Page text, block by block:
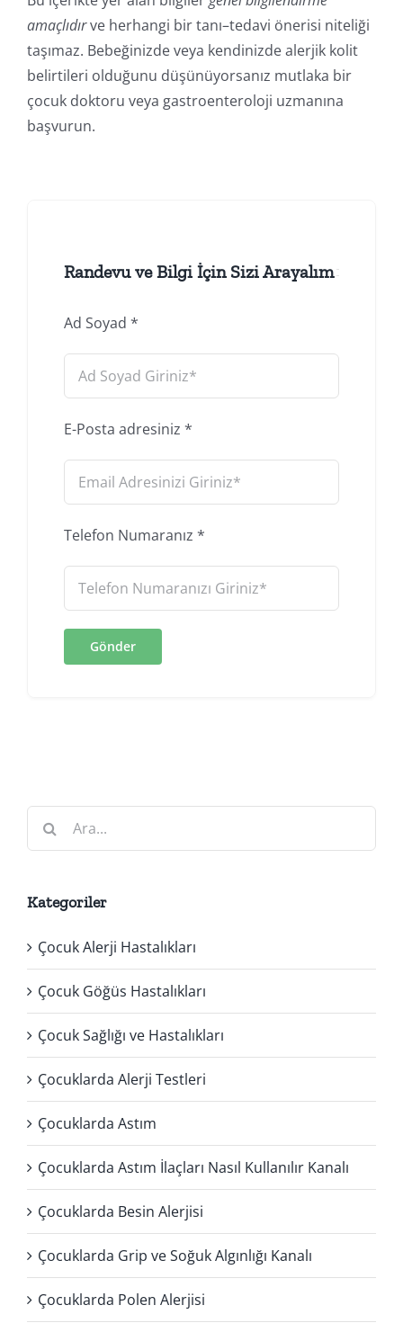
amaçlıdırve herhangi bir tanı–tedavi önerisi niteliği
taşımaz. Bebeğinizde veya kendinizde alerjik kolit
belirtileri olduğunu düşünüyorsanız mutlaka bir
çocuk doktoru veya gastroenteroloji uzmanına
başvurun.
Randevu ve Bilgi İçin Sizi Arayalım
Ad Soyad *
E-Posta adresiniz *
Telefon Numaranız *
Kategoriler
Çocuk Alerji Hastalıkları
Çocuk Göğüs Hastalıkları
Çocuk Sağlığı ve Hastalıkları
Çocuklarda Alerji Testleri
Çocuklarda Astım
Çocuklarda Astım İlaçları Nasıl Kullanılır Kanalı
Çocuklarda Besin Alerjisi
Çocuklarda Grip ve Soğuk Algınlığı Kanalı
Çocuklarda Polen Alerjisi